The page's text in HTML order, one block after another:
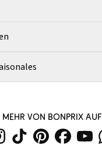
MEHR VON BONPRIX AUF